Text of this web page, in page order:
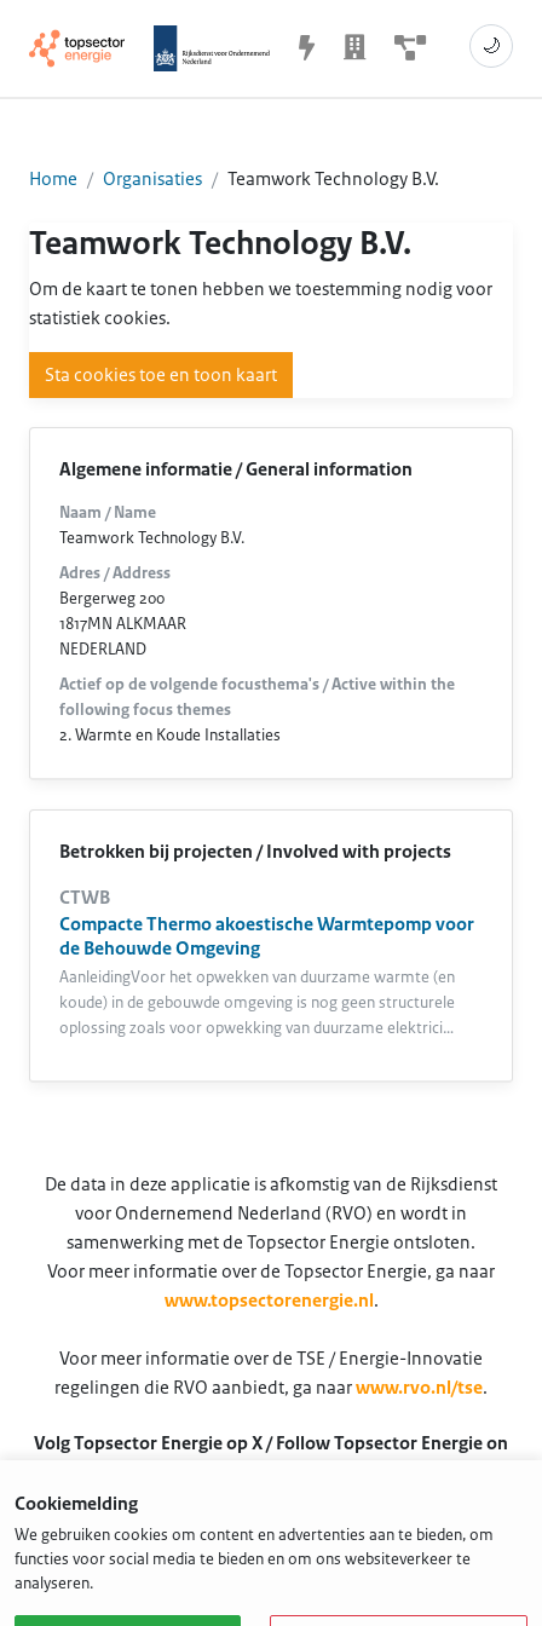
🌙
Home Organisaties Teamwork Technology B.V.
Teamwork Technology B.V.
Om de kaart te tonen hebben we toestemming nodig voor
statistiek cookies.
Sta cookies toe en toon kaart
Algemene informatie / General information
Naam / Name
Teamwork Technology B.V.
Adres / Address
Bergerweg 200
1817MN ALKMAAR
NEDERLAND
Actief op de volgende focusthema's / Active within the
following focus themes
2. Warmte en Koude Installaties
Betrokken bij projecten / Involved with projects
CTWB
Compacte Thermo akoestische Warmtepomp voor
de Behouwde Omgeving
AanleidingVoor het opwekken van duurzame warmte (en
koude) in de gebouwde omgeving is nog geen structurele
oplossing zoals voor opwekking van duurzame elektrici…
De data in deze applicatie is afkomstig van de Rijksdienst
voor Ondernemend Nederland (RVO) en wordt in
samenwerking met de Topsector Energie ontsloten.
Voor meer informatie over de Topsector Energie, ga naar
www.topsectorenergie.nl .
Voor meer informatie over de TSE / Energie-Innovatie
regelingen die RVO aanbiedt, ga naarwww.rvo.nl/tse.
Volg Topsector Energie op X / Follow Topsector Energie on
Cookiemelding
We gebruiken cookies om content en advertenties aan te bieden, om
functies voor social media te bieden en om ons websiteverkeer te
analyseren.